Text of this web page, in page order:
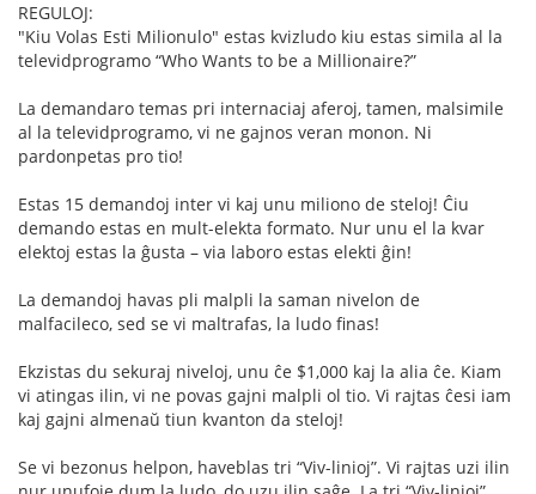
REGULOJ:
"Kiu Volas Esti Milionulo" estas kvizludo kiu estas simila al la
televidprogramo “Who Wants to be a Millionaire?”
La demandaro temas pri internaciaj aferoj, tamen, malsimile
al la televidprogramo, vi ne gajnos veran monon. Ni
pardonpetas pro tio!
Estas 15 demandoj inter vi kaj unu miliono de steloj! Ĉiu
demando estas en mult-elekta formato. Nur unu el la kvar
elektoj estas la ĝusta – via laboro estas elekti ĝin!
La demandoj havas pli malpli la saman nivelon de
malfacileco, sed se vi maltrafas, la ludo finas!
Ekzistas du sekuraj niveloj, unu ĉe $1,000 kaj la alia ĉe. Kiam
vi atingas ilin, vi ne povas gajni malpli ol tio. Vi rajtas ĉesi iam
kaj gajni almenaŭ tiun kvanton da steloj!
Se vi bezonus helpon, haveblas tri “Viv-linioj”. Vi rajtas uzi ilin